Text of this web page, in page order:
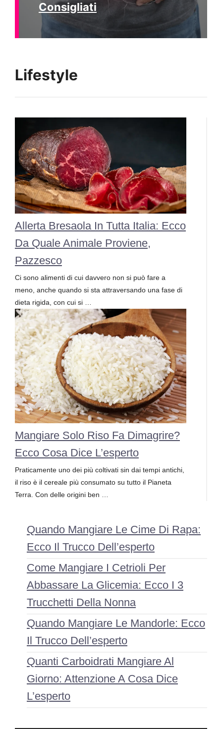
Consigliati
Lifestyle
Allerta Bresaola In Tutta Italia: Ecco
Da Quale Animale Proviene,
Pazzesco
Ci sono alimenti di cui davvero non si può fare a
meno, anche quando si sta attraversando una fase di
dieta rigida, con cui si …
Mangiare Solo Riso Fa Dimagrire?
Ecco Cosa Dice L’esperto
Praticamente uno dei più coltivati sin dai tempi antichi,
il riso è il cereale più consumato su tutto il Pianeta
Terra. Con delle origini ben …
Quando Mangiare Le Cime Di Rapa:
Ecco Il Trucco Dell’esperto
Come Mangiare I Cetrioli Per
Abbassare La Glicemia: Ecco I 3
Trucchetti Della Nonna
Quando Mangiare Le Mandorle: Ecco
Il Trucco Dell’esperto
Quanti Carboidrati Mangiare Al
Giorno: Attenzione A Cosa Dice
L’esperto